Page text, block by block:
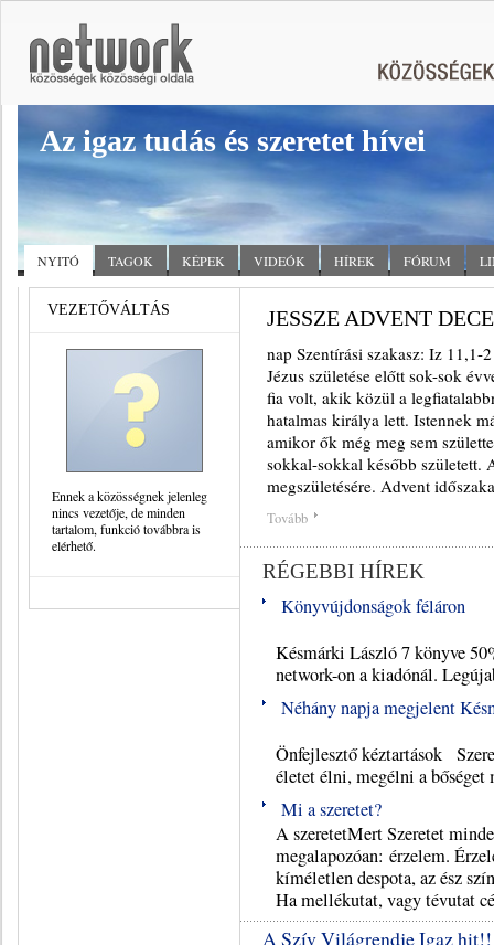
Az igaz tudás és szeretet hívei
NYITÓ TAGOK KÉPEK VIDEÓK HÍREK FÓRUM
VEZETŐVÁLTÁS
Ennek a közösségnek jelenleg
nincs vezetője, de minden
tartalom, funkció továbbra is
elérhető.
JESSZE ADVENT
nap Szentírási szakasz: Iz
Jézus születése előtt sok-sok
fia volt, akik közül a
hatalmas királya lett. Istennek
amikor ők még meg sem
sokkal-sokkal később született.
megszületésére. Advent
Tovább
RÉGEBBI HÍREK
Könyvújdonságok féláron
Késmárki László 7 könyve
network-on a kiadónál.
Néhány napja megjelent
Önfejlesztő kéztartások
életet élni, megélni a bőséget
Mi a szeretet?
A szeretetMert Szeretet
megalapozóan: érzelem.
kíméletlen despota, az ész
Ha mellékutat, vagy tévutat
A Szív VilágrendjeIgaz